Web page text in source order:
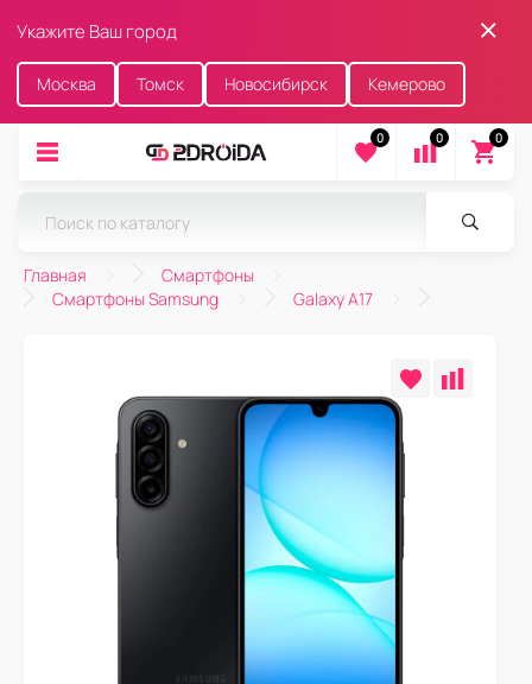
Укажите Ваш город
Москва Томск Новосибирск Кемерово
0 0 0
Главная
Смартфоны
Смартфоны Samsung
Galaxy A17